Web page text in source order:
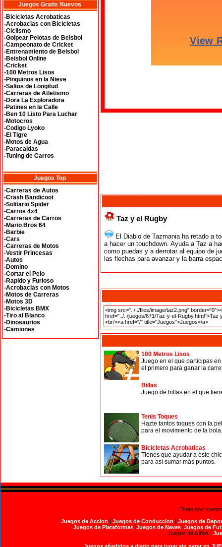
Juegos Gratis Nuevos
-Bicicletas Acrobaticas
-Acrobacias con Bicicletas
-Ciclismo
-Golpear Pelotas de Beisbol
-Campeonato de Cricket
-Entrenamiento de Beisbol
-Beisbol Online
-Cricket
-100 Metros Lisos
-Pinguinos en la Nieve
-Saltos de Longitud
-Carreras de Atletismo
-Dora La Exploradora
-Patines en la Calle
-Ben 10 Listo Para Luchar
-Motocros
-Codigo Lyoko
-El Tigre
-Motos de Agua
-Paracaidas
-Tuning de Carros
Juegos Top
-Carreras de Autos
-Crash Bandicoot
-Solitario Spider
-Carros 4x4
-Carreras de Carros
-Mario Bros 64
-Barbie
-Cars
-Carreras de Motos
-Vestir Princesas
-Autos
-Domino
-Cortar el Pelo
-Rapido y Furioso
-Acrobacias con Motos
-Motos de Carreras
-Motos 3D
-Bicicletas BMX
-Tiro al Blanco
-Dinosaurios
-Camiones
Taz y el Rugby
El Diablo de Tazmania ha retado a
a hacer un touchdown. Ayuda a Taz a
como puedas y a derrotar al equipo de
las flechas para avanzar y la barra
100 Metros Lisos
Juego en el que participas
el primero para ganar la
Billas
Juego de billas en el que
Tenis Toques
Hazte tantos toques con la
para el movimiento de la
Bicicletas Acrobaticas
Tienes que ayudar a éste
para así sumar más puntos.
Estas son
Juegos de Accion | Juegos de Conduccion | Juegos de
Juegos de Plataformas|Juegos de Naves|Juegos de
Juegos de Niños |